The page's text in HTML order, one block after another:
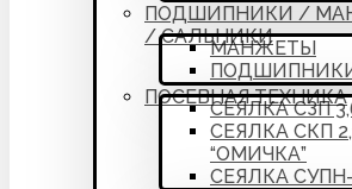
ПОДШИПНИКИ /
/ САЛЬНИКИ
МАНЖЕТЫ
ПОСЕВНАЯ ТЕХНИКА
СЕЯЛКА СЗП
СЕЯЛКА СКП
“ОМИЧКА”
СЕЯЛКА